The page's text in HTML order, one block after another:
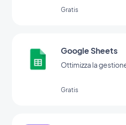
Gratis
Google Sheets
Ottimizza la
Gratis